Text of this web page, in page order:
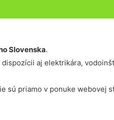
Slovenska.
aj elektrikára,
sú priamo v ponuke webovej